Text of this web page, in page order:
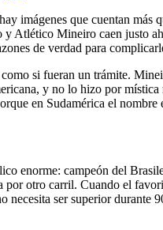
imágenes que cuentan
Atlético Mineiro caen justo
de verdad para
si fueran un trámite.
y no lo hizo por
en Sudamérica el
enorme: campeón del
por otro carril. Cuando el
necesita ser superior